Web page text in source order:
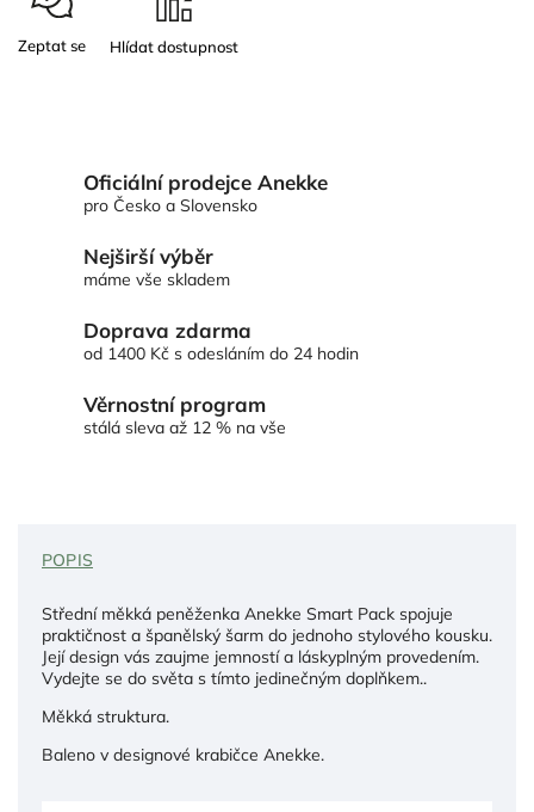
Zeptat se
Oficiální prodejce Anekke
pro Česko a Slovensko
Nejširší výběr
máme vše skladem
Doprava zdarma
od 1400 Kč s odesláním do 24 hodin
Věrnostní program
stálá sleva až 12 % na vše
POPIS
Střední měkká peněženka Anekke Smart Pack spojuje
praktičnost a španělský šarm do jednoho stylového kousku.
Její design vás zaujme jemností a láskyplným provedením.
Vydejte se do světa s tímto jedinečným doplňkem..
Měkká struktura.
Baleno v designové krabičce Anekke.